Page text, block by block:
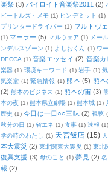
楽祭 (3) バイロイト音楽祭2011 (2)
ビートルズ・メモ (1) ヒンデミット (1)
プリンタードライバー (1) フルトヴ
(1) マーラー (5) マルウェア (1) メー
ンデルスゾーン (1) よしおくん (1) ワ
DECCA (1) 音楽エッセイ (2) 音楽カ
楽器 (1) 環境キーワード (1) 岩手 (1)
気楽堂 (1) 緊急情報 (1) 熊本 (5) 熊本
(2) 熊本のビジネス (1) 熊本の宙 (3)
本の夜 (1) 熊本県立劇場 (1) 熊本城 (1)
歴史 (1) 今日は一日○○三昧 (2) 視聴
秋分の日 (1) 省エネ (1) 食事 (1) 速報 (1)
学の時のわたし
(1) 天宮飯店 (15)
本大震災 (2) 東北関東大震災 (1) 東北
復興支援 (3) 母のこと (1) 夢見 (2)
報 (2)